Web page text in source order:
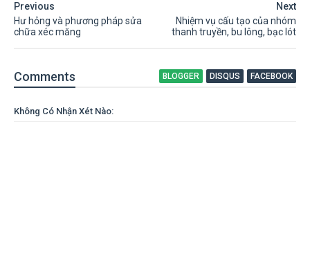
Next
Nhiệm vụ cấu tạo của nhóm
thanh truyền, bu lông, bạc lót
Previous
Hư hỏng và phương pháp sửa
chữa xéc măng
Comments BLOGGER DISQUS FACEBOOK
Không Có Nhận Xét Nào: